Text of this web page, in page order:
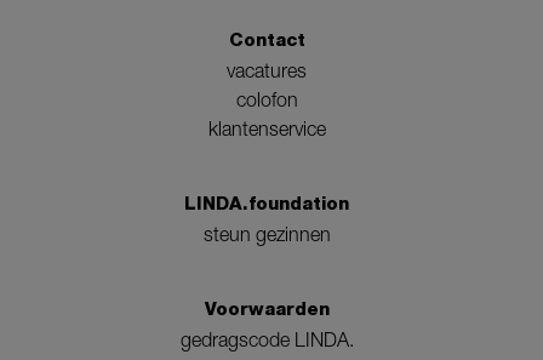
Contact
vacatures
colofon
klantenservice
LINDA.foundation
steun gezinnen
Voorwaarden
gedragscode LINDA.